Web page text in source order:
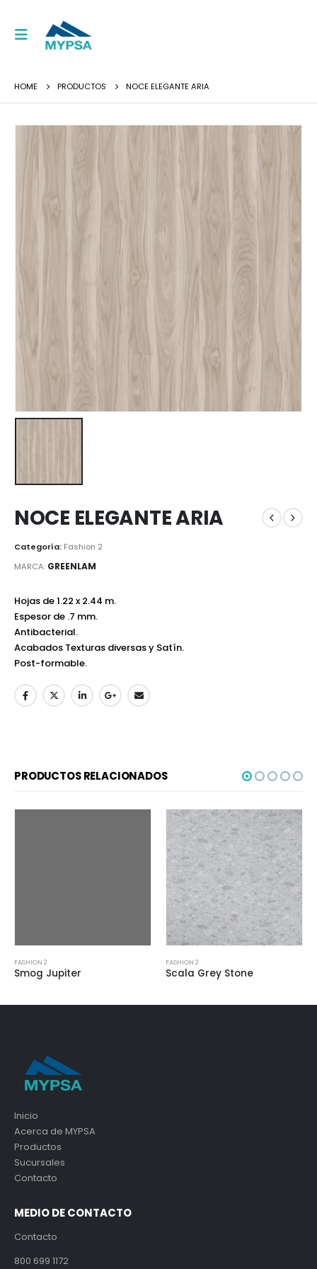
HOME PRODUCTOS NOCE ELEGANTE ARIA
NOCE ELEGANTE ARIA
Categoría: Fashion 2
MARCA: GREENLAM
Hojas de 1.22 x 2.44 m.
Espesor de .7 mm.
Antibacterial.
Acabados Texturas diversas y Satín.
Post-formable.
PRODUCTOS RELACIONADOS
2
Jupiter
FASHION 2
Scala Grey Stone
Inicio
Acerca de MYPSA
Productos
Sucursales
Contacto
MEDIO DE CONTACTO
Contacto
800 699 1172